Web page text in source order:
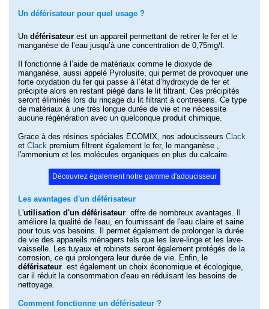
Un déférisateur pour quel usage ?
Un déférisateur est un appareil permettant de retirer le fer et le
manganèse de l’eau jusqu’à une concentration de 0,75mg/l.
Il fonctionne à l’aide de matériaux comme le dioxyde de
manganèse, aussi appelé Pyrolusite, qui permet de provoquer une
forte oxydation du fer qui passe à l’état d’hydroxyde de fer et
précipite alors en restant piégé dans le lit filtrant. Ces précipités
seront éliminés lors du rinçage du lit filtrant à contresens. Ce type
de matériaux à une très longue durée de vie et ne nécessite
aucune régénération avec un quelconque produit chimique.
Grace à des résines spéciales ECOMIX, nos adoucisseurs Clack
et Clack premium filtrent également le fer, le manganèse ,
l'ammonium et les molécules organiques en plus du calcaire.
Découvrez également notre gamme d'adoucisseur
Les avantages d'un déférisateur
L'utilisation d'un déférisateur offre de nombreux avantages. Il
améliore la qualité de l'eau, en fournissant de l'eau claire et saine
pour tous vos besoins. Il permet également de prolonger la durée
de vie des appareils ménagers tels que les lave-linge et les lave-
vaisselle. Les tuyaux et robinets seront également protégés de la
corrosion, ce qui prolongera leur durée de vie. Enfin, le
déférisateur est également un choix économique et écologique,
car il réduit la consommation d'eau en réduisant les besoins de
nettoyage.
Comment fonctionne un déférisateur ?